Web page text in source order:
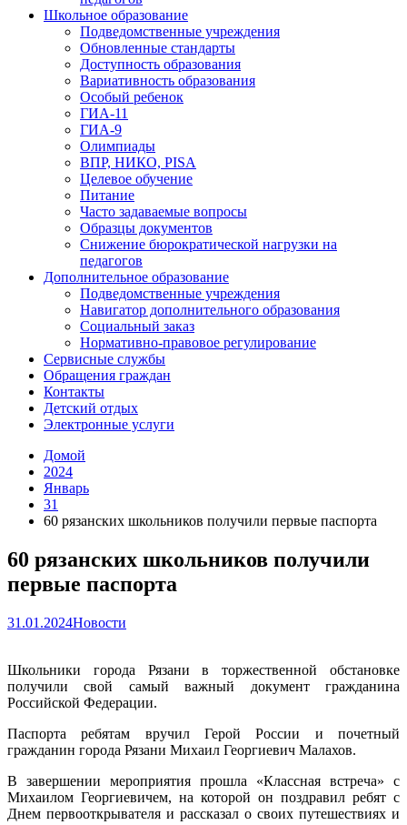
Школьное образование
Подведомственные учреждения
Обновленные стандарты
Доступность образования
Вариативность образования
Особый ребенок
ГИА-11
ГИА-9
Олимпиады
ВПР, НИКО, PISA
Целевое обучение
Питание
Часто задаваемые вопросы
Образцы документов
Снижение бюрократической нагрузки на
педагогов
Дополнительное образование
Подведомственные учреждения
Навигатор дополнительного образования
Социальный заказ
Нормативно-правовое регулирование
Сервисные службы
Обращения граждан
Контакты
Детский отдых
Электронные услуги
Домой
2024
Январь
31
60 рязанских школьников получили первые паспорта
60 рязанских школьников получили
первые паспорта
31.01.2024Новости
Школьники города Рязани в торжественной обстановке
получили свой самый важный документ гражданина
Российской Федерации.
Паспорта ребятам вручил Герой России и почетный
гражданин города Рязани Михаил Георгиевич Малахов.
В завершении мероприятия прошла «Классная встреча» с
Михаилом Георгиевичем, на которой он поздравил ребят с
Днем первооткрывателя и рассказал о своих путешествиях и